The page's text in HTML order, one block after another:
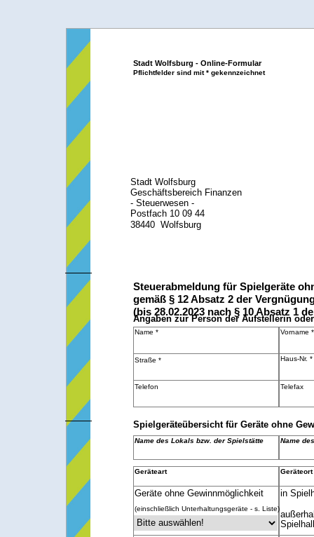
Stadt Wolfsburg - Online-Formular
Pflichtfelder sind mit * gekennzeichnet
Stadt Wolfsburg
Geschäftsbereich Finanzen
- Steuerwesen -
Postfach 10 09 44
38440 Wolfsburg
Steuerabmeldung für Spielgeräte
gemäß § 12 Absatz 2 der
(bis 28.02.2023 nach § 10 Absatz 1
Angaben zur Person der Aufstellerin
Name * Vorname *
Straße * Haus-Nr. *
Telefon Telefax
Spielgeräteübersicht für Geräte ohne
Name des Lokals bzw. der Spielstätte Name
Geräteart Geräteort
Geräte ohne Gewinnmöglichkeit in
(einschließlich Unterhaltungsgeräte - s. Liste)